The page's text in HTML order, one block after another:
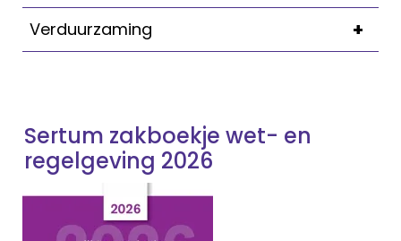
+
Verduurzaming
Sertum zakboekje wet- en
regelgeving 2026